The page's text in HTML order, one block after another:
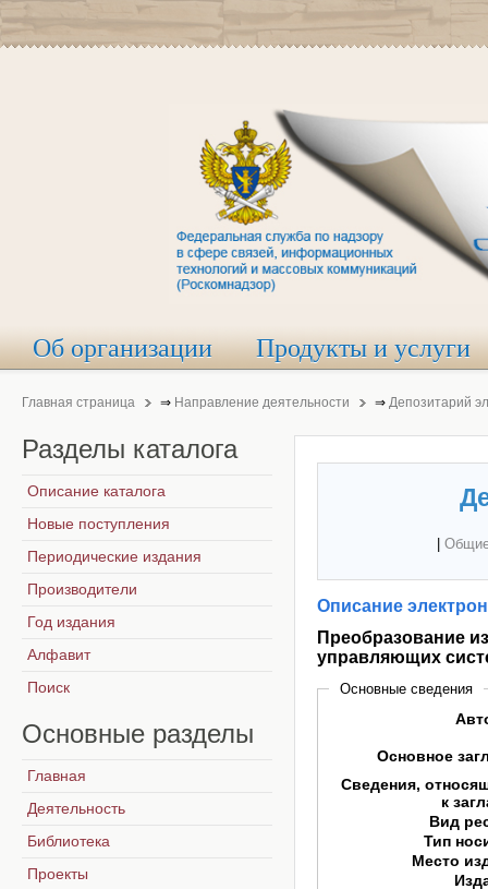
Об организации Продукты и услуги
Главная страница ⇒ Направление деятельности ⇒ Депозитарий
Описание
Преобразование
управляющих
Основные сведения
Основное
Сведения,
к
Вид
Тип
Место
Разделы каталога
Описание каталога
Новые поступления
Периодические издания
Производители
Год издания
Алфавит
Поиск
Основные разделы
Главная
Деятельность
Библиотека
Проекты